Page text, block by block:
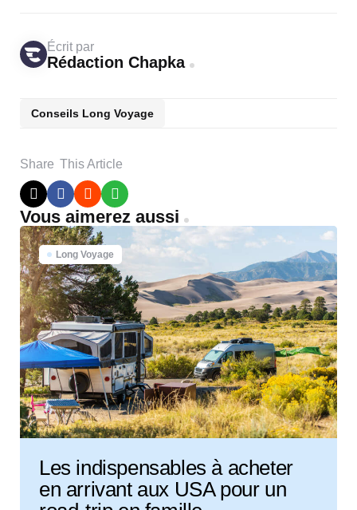
Conseils Long Voyage
Écrit par
Rédaction Chapka
Share This Article
Vous aimerez aussi
Long Voyage
Les indispensables à acheter
en arrivant aux USA pour un